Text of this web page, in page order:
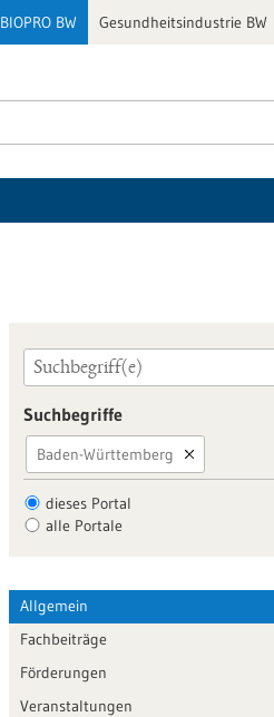
BIOPRO BW Gesundheitsindustrie BW
Suchbegriffe
Baden-Württemberg
dieses Portal
alle Portale
Allgemein
Fachbeiträge
Förderungen
Veranstaltungen